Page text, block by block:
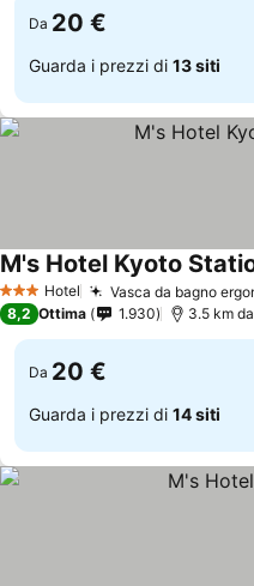
Da 20 €
Guarda i prezzi di 13 siti
3 StelleHotel Vasca da bagno
M's Hotel Kyoto
8,2 Ottima 1.930 3.5 km
Da 20 €
Guarda i prezzi di 14 siti